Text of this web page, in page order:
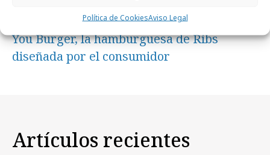
Política de CookiesAviso Legal
jueves, 16 de mayo 2019
You Burger, la hamburguesa de Ribs
diseñada por el consumidor
Artículos recientes